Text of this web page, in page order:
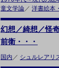
童文学論／ 洋書絵本
幻想／綺想／怪
前衛・・・
国内 ／ シュルレアリ